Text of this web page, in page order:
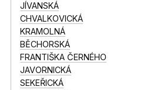
JÍVANSKÁ
CHVALKOVICKÁ
KRAMOLNÁ
BĚCHORSKÁ
FRANTIŠKA ČERNÉHO
JAVORNICKÁ
SEKEŘICKÁ